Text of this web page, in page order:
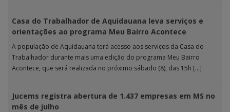
Casa do Trabalhador de Aquidauana leva serviços e
orientações ao programa Meu Bairro Acontece
A população de Aquidauana terá acesso aos serviços da Casa do
Trabalhador durante mais uma edição do programa Meu Bairro
Acontece, que será realizada no próximo sábado (8), das 15h […]
Jucems registra abertura de 1.437 empresas em MS no
mês de julho